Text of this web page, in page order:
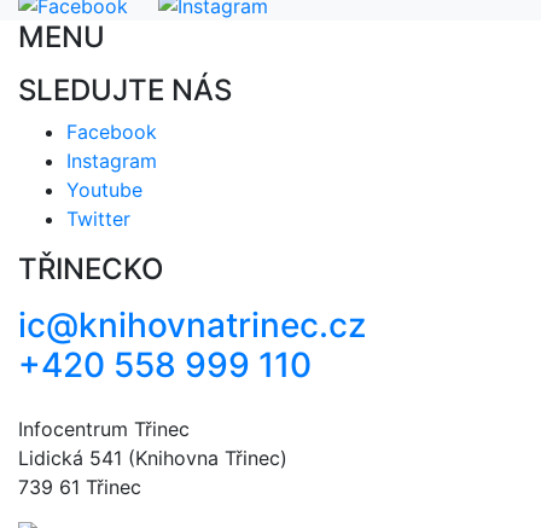
MENU
SLEDUJTE NÁS
Facebook
Instagram
Youtube
Twitter
TŘINECKO
ic@knihovnatrinec.cz
+420 558 999 110
Infocentrum Třinec
Lidická 541 (Knihovna Třinec)
739 61 Třinec